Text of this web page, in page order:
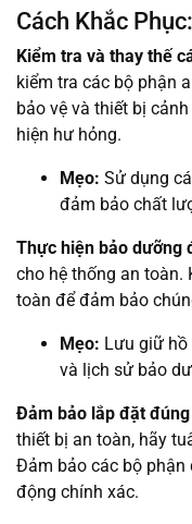
Cách Khắc Phục:
Kiểm tra và thay thế
kiểm tra các bộ phận
bảo vệ và thiết bị
hiện hư hỏng.
Mẹo: Sử dụng
đảm bảo chất
Thực hiện bảo dưỡng
cho hệ thống an toàn.
toàn để đảm bảo
Mẹo: Lưu giữ hồ
và lịch sử bảo
Đảm bảo lắp đặt
thiết bị an toàn, hãy
Đảm bảo các bộ
động chính xác.